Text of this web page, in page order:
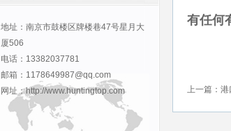
地址：南京市鼓楼区牌楼巷47号星月大
厦506
电话：13382037781
邮箱：1178649987@qq.com
网址：http://www.huntingtop.com
有任何
上一篇：